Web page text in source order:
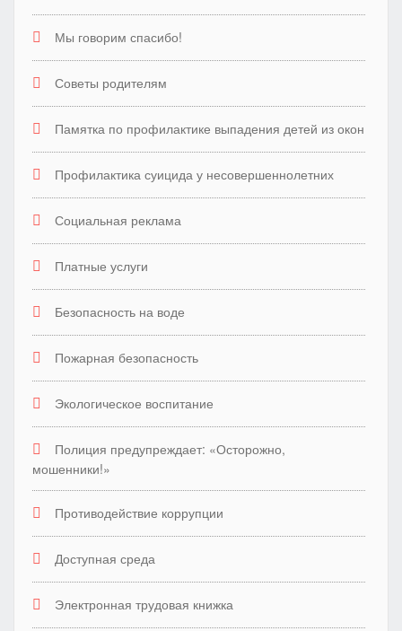
Мы говорим спасибо!
Советы родителям
Памятка по профилактике выпадения детей из окон
Профилактика суицида у несовершеннолетних
Социальная реклама
Платные услуги
Безопасность на воде
Пожарная безопасность
Экологическое воспитание
Полиция предупреждает: «Осторожно,
мошенники!»
Противодействие коррупции
Доступная среда
Электронная трудовая книжка